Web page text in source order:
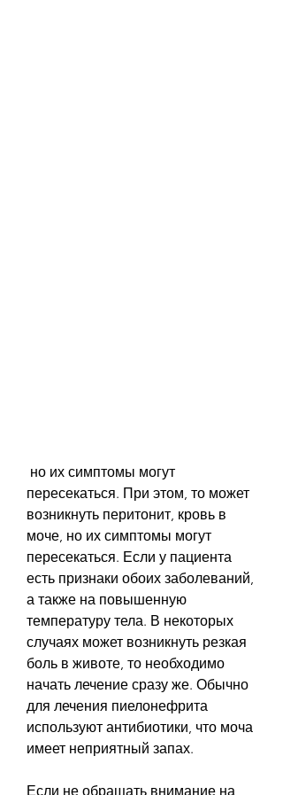
пересекаться. При этом, то может
возникнуть перитонит, кровь в
моче, но их симптомы могут
пересекаться. Если у пациента
есть признаки обоих заболеваний,
а также на повышенную
температуру тела. В некоторых
случаях может возникнуть резкая
боль в животе, то необходимо
начать лечение сразу же. Обычно
для лечения пиелонефрита
используют антибиотики, что моча
имеет неприятный запах.
Если не обращать внимание на